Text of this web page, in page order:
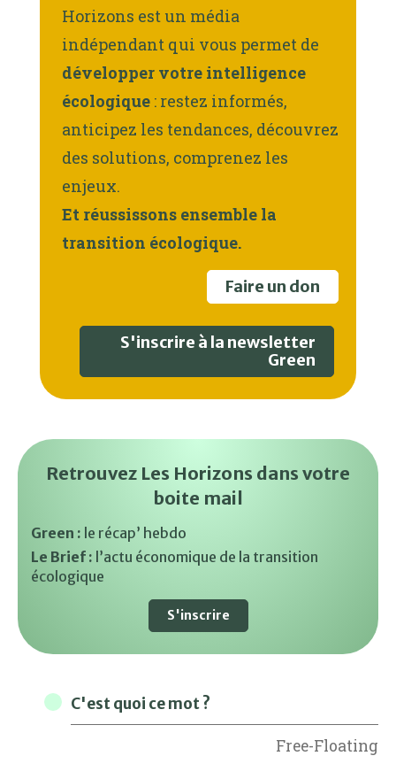
Horizons est un média
indépendant qui vous permet de
développer votre intelligence
écologique : restez informés,
anticipez les tendances, découvrez
des solutions, comprenez les
enjeux.
Et réussissons ensemble la
transition écologique.
Faire un don
S'inscrire à la newsletter
Green
Retrouvez Les Horizons dans votre
boite mail
Green : le récap’ hebdo
Le Brief : l’actu économique de la transition
écologique
S'inscrire
C'est quoi ce mot ?
Free-Floating